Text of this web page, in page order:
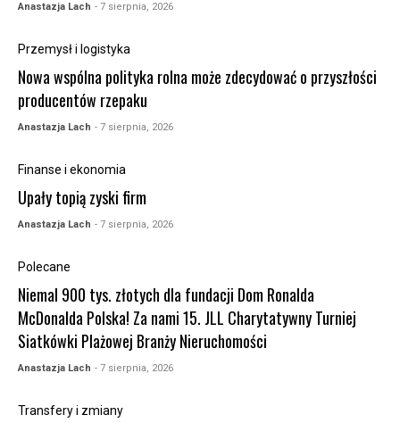
Anastazja Lach - 7 sierpnia, 2026
Przemysł i logistyka
Nowa wspólna polityka rolna może zdecydować o przyszłości
producentów rzepaku
Anastazja Lach - 7 sierpnia, 2026
Finanse i ekonomia
Upały topią zyski firm
Anastazja Lach - 7 sierpnia, 2026
Polecane
Niemal 900 tys. złotych dla fundacji Dom Ronalda
McDonalda Polska! Za nami 15. JLL Charytatywny Turniej
Siatkówki Plażowej Branży Nieruchomości
Anastazja Lach - 7 sierpnia, 2026
Transfery i zmiany